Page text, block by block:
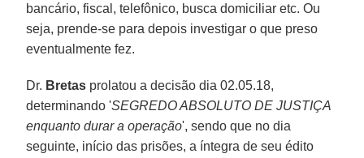
bancário, fiscal, telefônico, busca domiciliar etc. Ou
seja, prende-se para depois investigar o que preso
eventualmente fez.
Dr. Bretas prolatou a decisão dia 02.05.18,
determinando 'SEGREDO ABSOLUTO DE JUSTIÇA
enquanto durar a operação', sendo que no dia
seguinte, início das prisões, a íntegra de seu édito